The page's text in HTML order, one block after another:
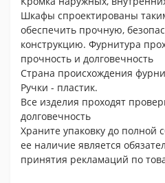
Шкафы спроектированы
обеспечить прочную,
конструкцию. Фурнитура
прочность и долговечность
Страна происхождения
Ручки - пластик.
Все изделия проходят
долговечность
Храните упаковку до полной
ее наличие является
принятия рекламаций по